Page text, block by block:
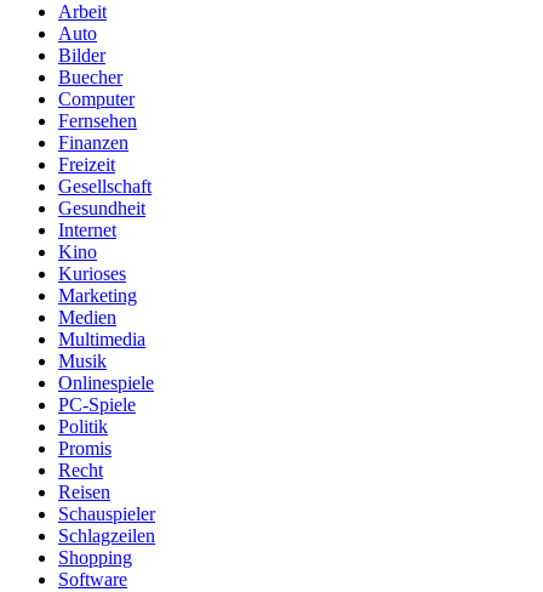
Arbeit
Auto
Bilder
Buecher
Computer
Fernsehen
Finanzen
Freizeit
Gesellschaft
Gesundheit
Internet
Kino
Kurioses
Marketing
Medien
Multimedia
Musik
Onlinespiele
PC-Spiele
Politik
Promis
Recht
Reisen
Schauspieler
Schlagzeilen
Shopping
Software